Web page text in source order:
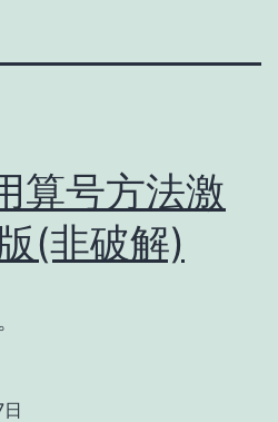
算号方法激
(非破解)